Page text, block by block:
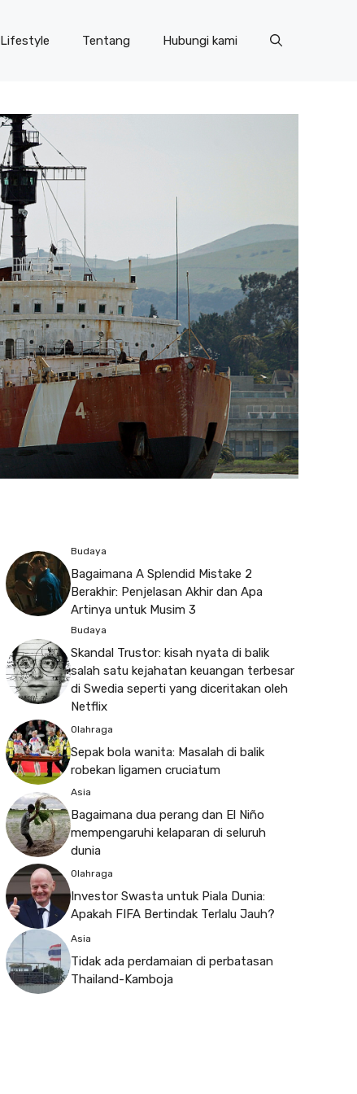
Lifestyle Tentang Hubungi kami
Budaya
Bagaimana A Splendid Mistake 2
Berakhir: Penjelasan Akhir dan Apa
Artinya untuk Musim 3
Budaya
Skandal Trustor: kisah nyata di balik
salah satu kejahatan keuangan terbesar
di Swedia seperti yang diceritakan oleh
Netflix
Olahraga
Sepak bola wanita: Masalah di balik
robekan ligamen cruciatum
Asia
Bagaimana dua perang dan El Niño
mempengaruhi kelaparan di seluruh
dunia
Olahraga
Investor Swasta untuk Piala Dunia:
Apakah FIFA Bertindak Terlalu Jauh?
Asia
Tidak ada perdamaian di perbatasan
Thailand-Kamboja